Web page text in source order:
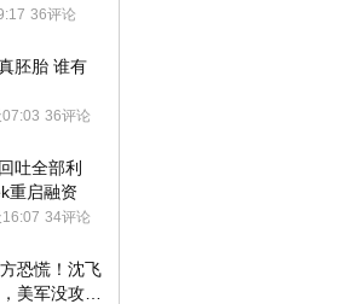
领导下前行
36评论
胚胎 谁有
07:03 36评论
吐全部利
重启融资
34评论
恐慌！沈飞
美军没攻克